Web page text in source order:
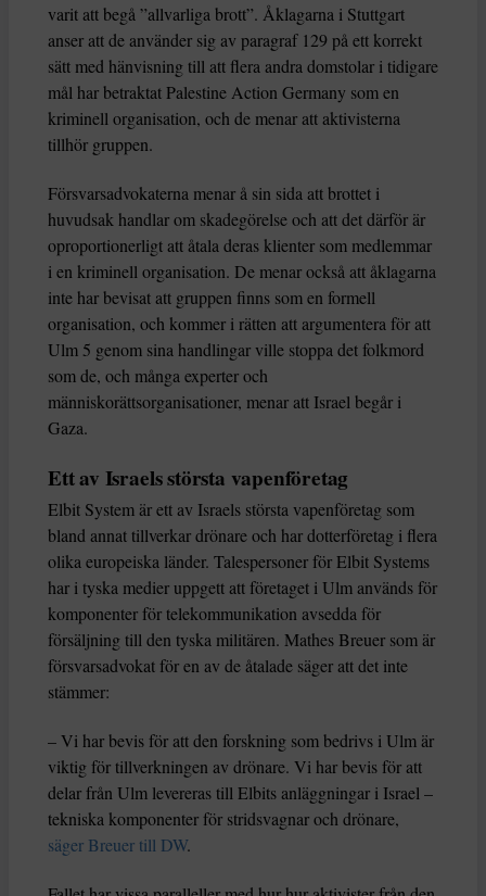
varit att begå ”allvarliga brott”. Åklagarna i Stuttgart
anser att de använder sig av paragraf 129 på ett korrekt
sätt med hänvisning till att flera andra domstolar i tidigare
mål har betraktat Palestine Action Germany som en
kriminell organisation, och de menar att aktivisterna
tillhör gruppen.
Försvarsadvokaterna menar å sin sida att brottet i
huvudsak handlar om skadegörelse och att det därför är
oproportionerligt att åtala deras klienter som medlemmar
i en kriminell organisation. De menar också att åklagarna
inte har bevisat att gruppen finns som en formell
organisation, och kommer i rätten att argumentera för att
Ulm 5 genom sina handlingar ville stoppa det folkmord
som de, och många experter och
människorättsorganisationer, menar att Israel begår i
Gaza.
Ett av Israels största vapenföretag
Elbit System är ett av Israels största vapenföretag som
bland annat tillverkar drönare och har dotterföretag i flera
olika europeiska länder. Talespersoner för Elbit Systems
har i tyska medier uppgett att företaget i Ulm används för
komponenter för telekommunikation avsedda för
försäljning till den tyska militären. Mathes Breuer som är
försvarsadvokat för en av de åtalade säger att det inte
stämmer:
– Vi har bevis för att den forskning som bedrivs i Ulm är
viktig för tillverkningen av drönare. Vi har bevis för att
delar från Ulm levereras till Elbits anläggningar i Israel –
tekniska komponenter för stridsvagnar och drönare,
säger Breuer till DW.